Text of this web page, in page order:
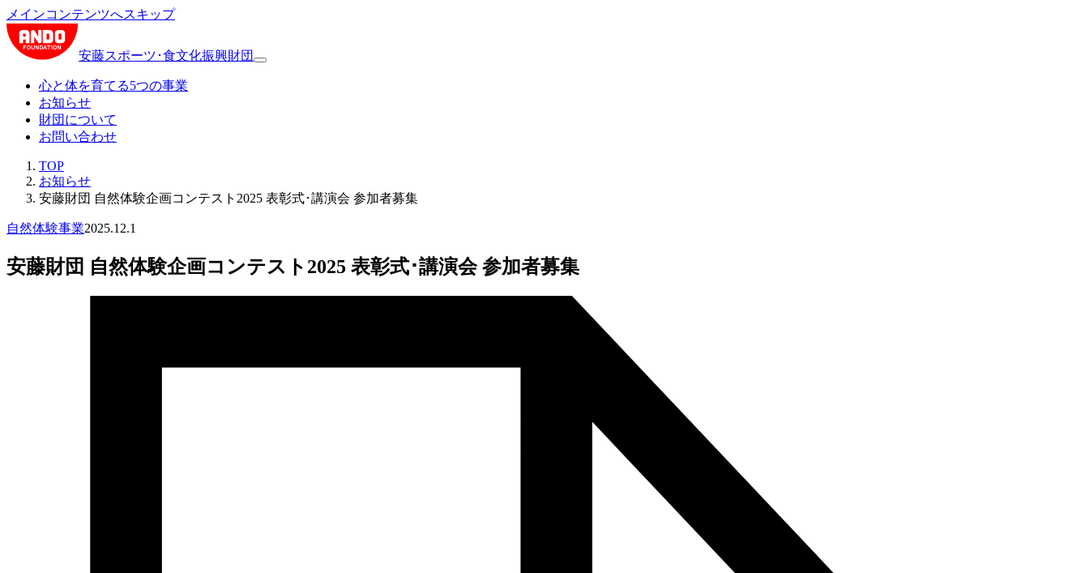
メインコンテンツへスキップ
安藤スポーツ･食文化振興財団
心と体を育てる5つの事業
お知らせ
財団について
お問い合わせ
TOP
お知らせ
安藤財団 自然体験企画コンテスト2025 表彰式･講演会 参加者募集
自然体験事業2025.12.1
安藤財団 自然体験企画コンテスト2025 表彰式･講演会 参加者募集